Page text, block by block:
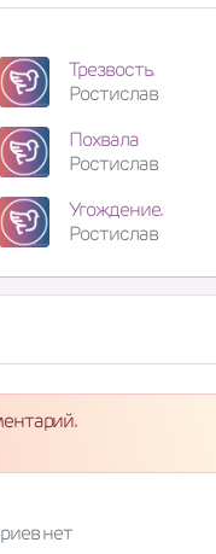
Трезвость.
Ростислав
Похвала
Ростислав
Угождение.
Ростислав
нет